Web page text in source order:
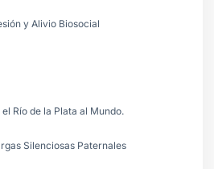
y Alivio Biosocial
Río de la Plata al Mundo.
Silenciosas Paternales